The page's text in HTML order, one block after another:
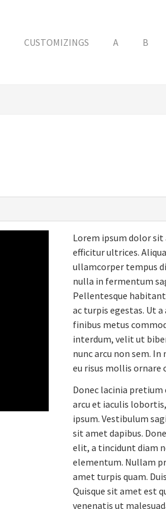
CUSTOMIZINGS A B
Lorem ipsum dolor
efficitur ultrices.
ullamcorper tempus
nulla in fermentum
Pellentesque
ac turpis egestas. Ut
finibus metus
interdum, velit ut
nunc arcu non sem. In
eu risus mollis ornare
Donec lacinia
arcu et iaculis
ipsum. Vestibulum
sit amet dapibus.
elit, a tincidunt diam
elementum. Nullam
amet turpis quam.
Quisque sit amet est
venenatis ut